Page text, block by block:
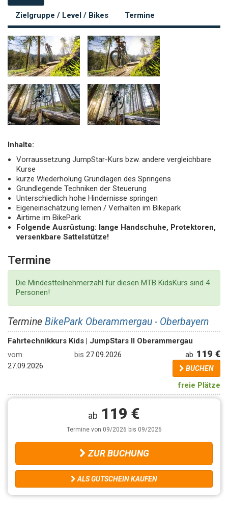
Zielgruppe / Level / Bikes Termine
Inhalte:
Vorraussetzung JumpStar-Kurs bzw. andere vergleichbare
Kurse
kurze Wiederholung Grundlagen des Springens
Grundlegende Techniken der Steuerung
Unterschiedlich hohe Hindernisse springen
Eigeneinschätzung lernen / Verhalten im Bikepark
Airtime im BikePark
Folgende Ausrüstung: lange Handschuhe, Protektoren,
versenkbare Sattelstütze!
Termine
Die Mindestteilnehmerzahl für diesen MTB KidsKurs sind 4
Personen!
Termine BikePark Oberammergau - Oberbayern
Fahrtechnikkurs Kids | JumpStars II Oberammergau
vom
27.09.2026
bis 27.09.2026 ab 119 €
BUCHEN
freie Plätze
ab 119 €
Termine von 09/2026 bis 09/2026
ZUR BUCHUNG
ALS GUTSCHEIN KAUFEN